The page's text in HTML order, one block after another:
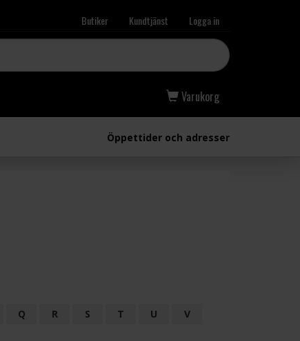
Butiker Kundtjänst Logga in
Varukorg
Öppettider och adresser
Q R S T U
V